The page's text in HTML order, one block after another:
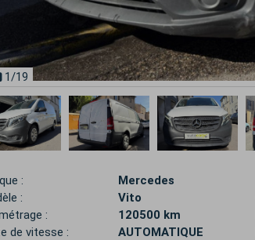
1/19
:
Mercedes
:
Vito
:
120500 km
de vitesse :
AUTOMATIQUE